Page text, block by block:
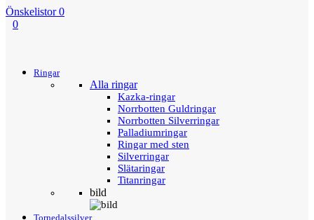
Önskelistor 0
0
Ringar
Alla ringar
Kazka-ringar
Norrbotten Guldringar
Norrbotten Silverringar
Palladiumringar
Ringar med sten
Silverringar
Slätaringar
Titanringar
bild
Tornedalssilver